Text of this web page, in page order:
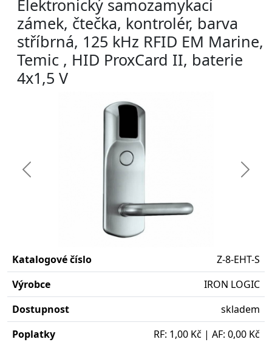
Elektronický samozamykací
zámek, čtečka, kontrolér, barva
stříbrná, 125 kHz RFID EM Marine,
Temic , HID ProxCard II, baterie
4x1,5 V
Předchozí Další
Katalogové číslo
Z-8-EHT-S
Výrobce
IRON LOGIC
Dostupnost
skladem
Poplatky
RF: 1,00 Kč | AF: 0,00 Kč